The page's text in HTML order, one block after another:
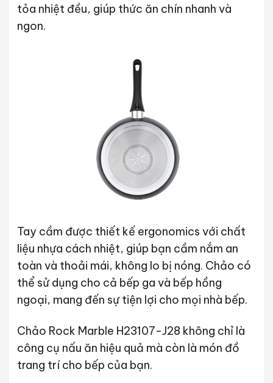
tỏa nhiệt đều, giúp thức ăn chín nhanh và
ngon.
Tay cầm được thiết kế ergonomics với chất
liệu nhựa cách nhiệt, giúp bạn cầm nắm an
toàn và thoải mái, không lo bị nóng. Chảo có
thể sử dụng cho cả bếp ga và bếp hồng
ngoại, mang đến sự tiện lợi cho mọi nhà bếp.
Chảo Rock Marble H23107-J28 không chỉ là
công cụ nấu ăn hiệu quả mà còn là món đồ
trang trí cho bếp của bạn.